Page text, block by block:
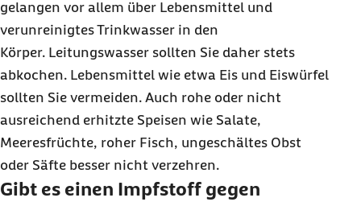
gelangen vor allem über Lebensmittel und
verunreinigtes Trinkwasser in den
Körper. Leitungswasser sollten Sie daher stets
abkochen. Lebensmittel wie etwa Eis und Eiswürfel
sollten Sie vermeiden. Auch rohe oder nicht
ausreichend erhitzte Speisen wie Salate,
Meeresfrüchte, roher Fisch, ungeschältes Obst
oder Säfte besser nicht verzehren.
Gibt es einen Impfstoff gegen